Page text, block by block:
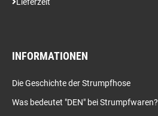
INFORMATIONEN
Die Geschichte der Strumpfhose
Was bedeutet "DEN" bei Strumpfwaren?